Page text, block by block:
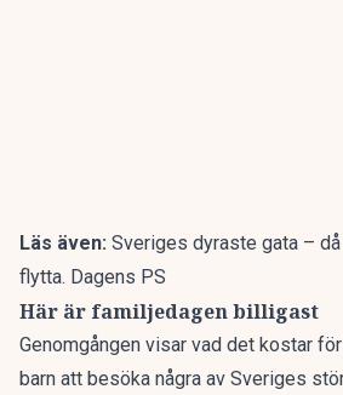
Läs även: Sveriges dyraste gata –
flytta. Dagens PS
Här är familjedagen billigast
Genomgången visar vad det kostar
barn att besöka några av Sveriges